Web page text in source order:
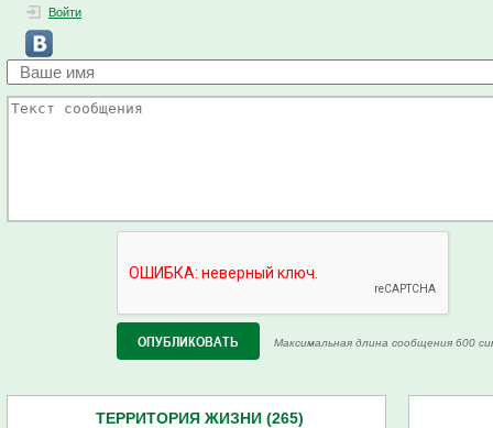
Войти
Максимальная длина сообщения 600
ТЕРРИТОРИЯ ЖИЗНИ (265)